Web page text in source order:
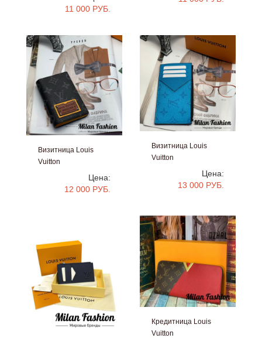
11 000 РУБ.
Визитница Louis
Vuitton
Цена:
12 000 РУБ.
Визитница Louis
Vuitton
Цена:
13 000 РУБ.
Кредитница Louis
Vuitton